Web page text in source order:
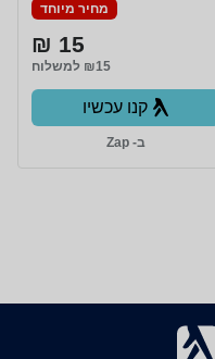
מחיר מיוחד
15 ₪
₪15 למשלוח
קנו עכשיו
ב- Zap